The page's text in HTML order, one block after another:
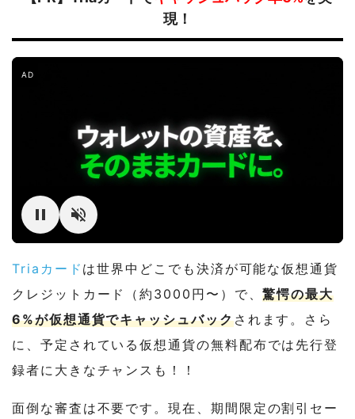
現！
AD
Triaカード は世界中どこでも決済が可能な仮想通貨
クレジットカード（約3000円〜）で、驚愕の最大
6%が仮想通貨でキャッシュバックされます。さら
に、予定されている仮想通貨の無料配布では先行登
録者に大きなチャンスも！！
面倒な審査は不要です。現在、期間限定の割引セー